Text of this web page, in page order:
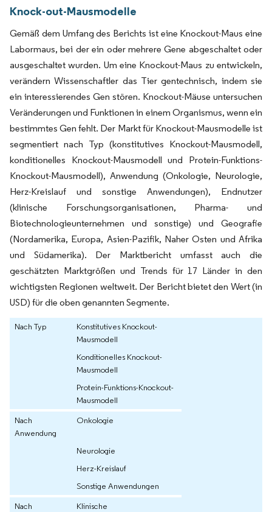
Knock-out-Mausmodelle
Gemäß dem Umfang des Berichts ist eine Knockout-Maus eine
Labormaus, bei der ein oder mehrere Gene abgeschaltet oder
ausgeschaltet wurden. Um eine Knockout-Maus zu entwickeln,
verändern Wissenschaftler das Tier gentechnisch, indem sie
ein interessierendes Gen stören. Knockout-Mäuse untersuchen
Veränderungen und Funktionen in einem Organismus, wenn ein
bestimmtes Gen fehlt. Der Markt für Knockout-Mausmodelle ist
segmentiert nach Typ (konstitutives Knockout-Mausmodell,
konditionelles Knockout-Mausmodell und Protein-Funktions-
Knockout-Mausmodell), Anwendung (Onkologie, Neurologie,
Herz-Kreislauf und sonstige Anwendungen), Endnutzer
(klinische Forschungsorganisationen, Pharma- und
Biotechnologieunternehmen und sonstige) und Geografie
(Nordamerika, Europa, Asien-Pazifik, Naher Osten und Afrika
und Südamerika). Der Marktbericht umfasst auch die
geschätzten Marktgrößen und Trends für 17 Länder in den
wichtigsten Regionen weltweit. Der Bericht bietet den Wert (in
USD) für die oben genannten Segmente.
Nach Typ
Konstitutives Knockout-
Mausmodell
Konditionelles Knockout-
Mausmodell
Protein-Funktions-Knockout-
Mausmodell
Nach
Anwendung
Onkologie
Neurologie
Herz-Kreislauf
Sonstige Anwendungen
Nach
Klinische